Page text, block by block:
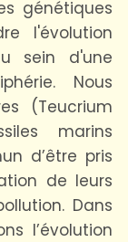
génétiques
l'évolution
sein d'une
Nous
(Teucrium
marins
d’être pris
de leurs
Dans
l’évolution